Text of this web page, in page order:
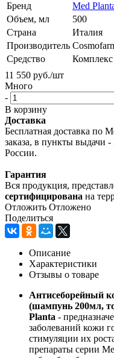
Бренд
Med
Объем, мл
500
Страна
Италия
Производитель
Средство
Комплекс
11 550 руб./шт
Много
-
В корзину
Доставка
Бесплатная доставка
заказа, в пункты выдачи
России.
Гарантия
Вся продукция,
сертифицирована на
Отложить Отложено
Поделиться
Описание
Характеристики
Отзывы о товаре
Антисеборейный
(шампунь 200мл,
Planta -
заболеваний кожи
стимуляции их
препараты серии